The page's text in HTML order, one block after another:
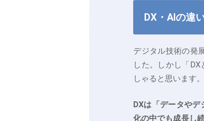
DX・AIの違
デジタル技術の発
した。しかし「
しゃると思います。
DXは「データや
化の中でも成長し